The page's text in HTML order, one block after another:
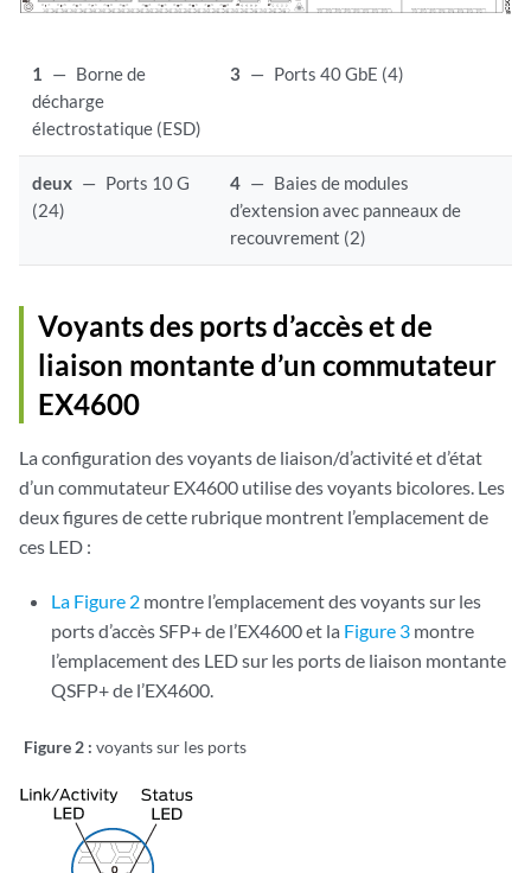
1 — Borne de
décharge
électrostatique (ESD)
3 — Ports 40 GbE (4)
deux — Ports 10 G
(24)
4 — Baies de modules
d’extension avec panneaux de
recouvrement (2)
Voyants des ports d’accès et de
liaison montante d’un commutateur
EX4600
La configuration des voyants de liaison/d’activité et d’état
d’un commutateur EX4600 utilise des voyants bicolores. Les
deux figures de cette rubrique montrent l’emplacement de
ces LED :
La Figure 2 montre l’emplacement des voyants sur les
ports d’accès SFP+ de l’EX4600 et la Figure 3 montre
l’emplacement des LED sur les ports de liaison montante
QSFP+ de l’EX4600.
Figure 2 : voyants sur les ports